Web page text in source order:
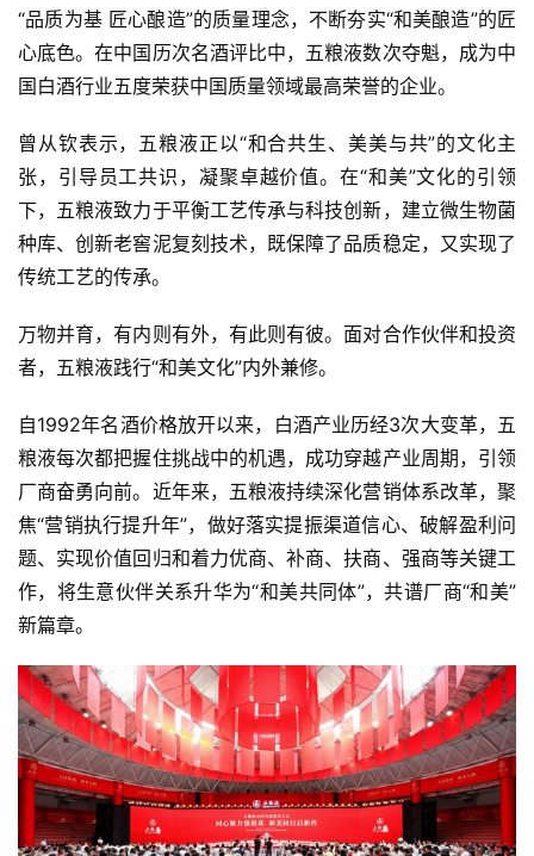
人
物
观
活
动
态
频
“品质为基 匠心酿造”的质量理念，不断夯实“和美酿造”的匠
心底色。在中国历次名酒评比中，五粮液数次夺魁，成为中
国白酒行业五度荣获中国质量领域最高荣誉的企业。
曾从钦表示，五粮液正以“和合共生、美美与共”的文化主
张，引导员工共识，凝聚卓越价值。在“和美”文化的引领
下，五粮液致力于平衡工艺传承与科技创新，建立微生物菌
种库、创新老窖泥复刻技术，既保障了品质稳定，又实现了
传统工艺的传承。
万物并育，有内则有外，有此则有彼。面对合作伙伴和投资
者，五粮液践行“和美文化”内外兼修。
自1992年名酒价格放开以来，白酒产业历经3次大变革，五
粮液每次都把握住挑战中的机遇，成功穿越产业周期，引领
厂商奋勇向前。近年来，五粮液持续深化营销体系改革，聚
焦“营销执行提升年”，做好落实提振渠道信心、破解盈利问
题、实现价值回归和着力优商、补商、扶商、强商等关键工
作，将生意伙伴关系升华为“和美共同体”，共谱厂商“和美”
新篇章。